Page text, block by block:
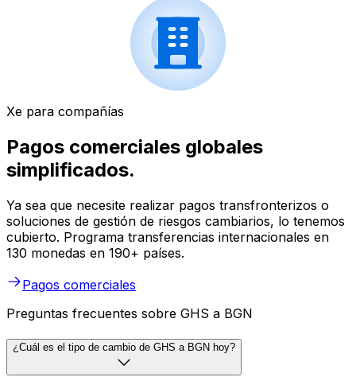
Xe para compañías
Pagos comerciales globales
simplificados.
Ya sea que necesite realizar pagos transfronterizos o
soluciones de gestión de riesgos cambiarios, lo tenemos
cubierto. Programa transferencias internacionales en
130 monedas en 190+ países.
Pagos comerciales
Preguntas frecuentes sobre GHS a BGN
¿Cuál es el tipo de cambio de GHS a BGN hoy?